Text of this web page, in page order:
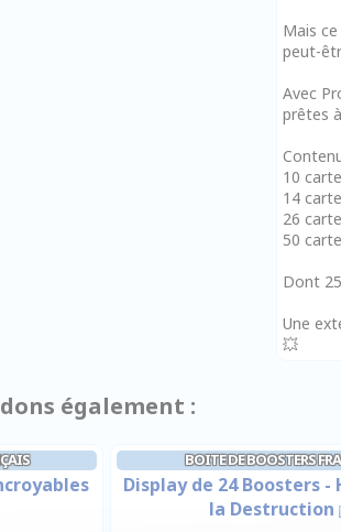
Mais
peut-
Avec
prêtes
10
14
26
50
Dont
Une
💥
également :
BOITE DE BOOSTERS
Display de 24 Boosters
la Destruction